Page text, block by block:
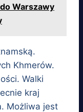
Warszawy
Khmerów.
Walki
kraj
Możliwa jest